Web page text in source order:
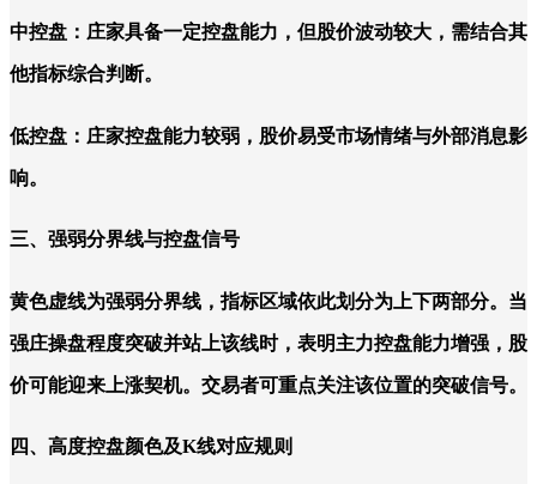
中控盘：庄家具备一定控盘能力，但股价波动较大，需结合其
他指标综合判断。
低控盘：庄家控盘能力较弱，股价易受市场情绪与外部消息影
响。
三、强弱分界线与控盘信号
黄色虚线为强弱分界线，指标区域依此划分为上下两部分。当
强庄操盘程度突破并站上该线时，表明主力控盘能力增强，股
价可能迎来上涨契机。交易者可重点关注该位置的突破信号。
四、高度控盘颜色及K线对应规则